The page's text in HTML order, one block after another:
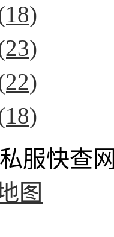
服快查
图